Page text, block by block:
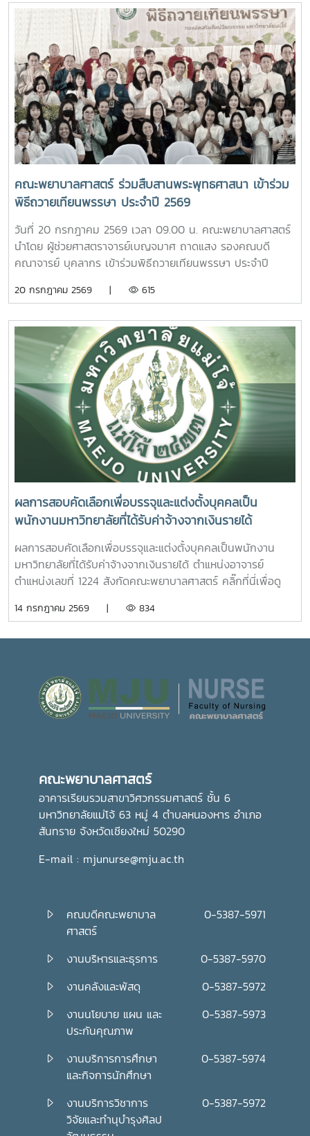
พงษ์พานิช และนายพงษ์พิพัฒน์ ราชจันทร์ ได้นำนักศึกษาเยี่ยม
ชมเส้นทางและสถานที่สำคัญภายในมหาวิทยาลัย อาทิ อนุสาวรีย์
คุณพระช่วงเกษตรศิลปการ เพื่อให้นักศึกษาได้เรียนรู้ประวัติและ
คุณูปการของปูชนียบุคคลผู้มีความสำคัญต่อมหาวิทยาลัย คุณค่า
ทางประวัติศาสตร์และจิตวิญญาณของสถาบันและช่วงบ่าย คณะ
นักศึกษาได้เข้าเยี่ยมชมสำนักฟาร์มมหาวิทยาลัย และสำนักวิจัย
และส่งเสริมวิชาการการเกษตร โดยมี นางสาววัชรินทร์ จันท
วรรณ ให้การต้อนรับ พร้อมบรรยายให้ความรู้เกี่ยวกับการผลิต
และการพัฒนาผลิตภัณฑ์กัญชงเพื่อสุขภาพ รวมทั้งนำเยี่ยมชม
แปลงกัญชง เพื่อเปิดมุมมองด้านงานวิจัยและนวัตกรรมทางการ
เกษตรของมหาวิทยาลัย จากนั้น นักศึกษาได้เดินทางไปศึกษา
แหล่งเรียนรู้อ่างเก็บน้ำห้วยโจ้ พร้อมนั่งรถเยี่ยมชมบริเวณรอบ
คณะและหน่วยงานที่ตั้งอยู่นอกพื้นที่หลักของมหาวิทยาลัย ได้แก่
คณะสัตวศาสตร์และเทคโนโลยี และวิทยาลัยพลังงาน เพื่อเรียนรู้
ศักยภาพและความหลากหลายของศาสตร์ที่มหาวิทยาลัยแม่โจ้เปิด
การเรียนการสอน กิจกรรมตามโครงการดังกล่าว นับว่าเป็นการ
ส่งเสริมการเรียนรู้นอกห้องเรียน สร้างเครือข่ายความร่วมมือ
ระหว่างหน่วยงาน พัฒนาทักษะการคิดวิเคราะห์ การแก้ไขปัญหา
ตลอดจนการปรับตัวในรั้วมหาวิทยาลัย อันเป็นรากฐานสำคัญใน
การก้าวสู่การเป็นวิชาชีพพยาบาลที่มีคุณธรรมและจริยธรรมต่อไป
ศาสตร์ และนักศึกษา เข้าร่วมอย่างพร้อมเพรียงห้อง “ร่ม
อินทนิล” เกิดขึ้นจากความร่วมมือระหว่างมหาวิทยาลัยแม่โจ้และ
คณะพยาบาลศาสตร์ เพื่อเป็นศูนย์ให้บริการด้านการดูแลสุขภาพ
เบื้องต้น การให้คำปรึกษา แนะนำด้านสุขภาพกายและสุขภาพใจ
แก่นักศึกษา เพื่อให้นักศึกษาได้รับการดูแลอย่างทั่วถึง มีสุขภาวะ
ที่ดีทั้งด้านร่างกายและจิตใจ อันจะนำไปสู่การส่งเสริมคุณภาพ
ชีวิต ความปลอดภัย และสวัสดิภาพการใช้ชีวิตภายในมหาวิทยาลัย
โดยจะเปิดให้บริการทุกวัน ตั้งแต่เวลา 17.00-20.00 น.นอกจากนี้
ห้อง “ร่มอินทนิล” ยังเป็นพื้นที่แห่งการเรียนรู้และฝึกปฏิบัติ
วิชาชีพของนักศึกษาพยาบาล ภายใต้การกำกับดูแลของ
คณาจารย์และบุคลากรผู้เชี่ยวชาญ เพื่อให้นักศึกษาได้พัฒนา
ทักษะการดูแลผู้รับบริการจากสถานการณ์จริง ควบคู่ไปกับการ
สร้างประโยชน์แก่สังคมภายในมหาวิทยาลัยอย่างไรก็ตาม การเปิด
ให้บริการห้อง “ร่มอินทนิล” ในครั้งนี้ นับว่าเป็นก้าวสำคัญของ
มหาวิทยาลัย ในการพัฒนาระบบการดูแลสุขภาพของนักศึกษา
อย่างเป็นรูปธรรม สะท้อนถึงความมุ่งมั่นในการสร้างสภาพ
ดีของนักศึกษาอย่างรอบด้าน
คณะพยาบาลศาสตร์ ร่วมสืบสานพระพุทธศาสนา เข้าร่วม
พิธีถวายเทียนพรรษา ประจำปี 2569
วันที่ 20 กรกฎาคม 2569 เวลา 09.00 น. คณะพยาบาลศาสตร์
นำโดย ผู้ช่วยศาสตราจารย์เบญจมาศ ถาดแสง รองคณบดี
คณาจารย์ บุคลากร เข้าร่วมพิธีถวายเทียนพรรษา ประจำปี
ประธานในพิธี ณ อาคารแผ่พืชน์ มหาวิทยาลัยแม่โจ้ผู้เข้าร่วมพิธี
(9 วัด) เพื่อสืบสานและทำนุบำรุงพระพุทธศาสนา เนื่องใน
เทศกาลเข้าพรรษา อันเป็นประเพณีสำคัญของพุทธศาสนิกชน
อีกทั้งยังเป็นการส่งเสริมการอนุรักษ์ศิลปวัฒนธรรมและปลูกฝัง
คุณธรรม จริยธรรม ตลอดจนสร้างความเป็นสิริมงคลแก่ชีวิต
คณะพยาบาลศาสตร์ มุ่งมั่น ส่งเสริมให้บุคลากรมีส่วนร่วมในการ
อนุรักษ์ขนบธรรมเนียมประเพณีอันดีงามของไทย ควบคู่ไปกับ
การพัฒนาความรู้และคุณธรรม เพื่อเติบโตเป็นบัณฑิตที่มี
คุณภาพและมีจิตสำนึกในการรับผิดชอบต่อสังคมและประเทศชาติ
ต่อไปอย่างไรก็ตาม พิธีถวายเทียนพรรษาในครั้งนี้ จัดโดย กอง
ส่งเสริมศิลปวัฒนธรรม มหาวิทยาลัยแม่โจ้
20 กรกฎาคม 2569 | 615
ผลการสอบคัดเลือกเพื่อบรรจุและแต่งตั้งบุคคลเป็น
พนักงานมหาวิทยาลัยที่ได้รับค่าจ้างจากเงินรายได้
ตำแหน่งอาจารย์ ตำแหน่งเลขที่ 1224 สังกัดคณะพยาบาล
ศาสตร์
ผลการสอบคัดเลือกเพื่อบรรจุและแต่งตั้งบุคคลเป็นพนักงาน
มหาวิทยาลัยที่ได้รับค่าจ้างจากเงินรายได้ ตำแหน่งอาจารย์
ตำแหน่งเลขที่ 1224 สังกัดคณะพยาบาลศาสตร์ คลิ๊กที่นี่เพื่อดู
14 กรกฎาคม 2569 | 834
คณะพยาบาลศาสตร์
อาคารเรียนรวมสาขาวิศวกรรมศาสตร์ ชั้น 6
มหาวิทยาลัยแม่โจ้ 63 หมู่ 4 ตำบลหนองหาร อำเภอ
สันทราย จังหวัดเชียงใหม่ 50290
E-mail : mjunurse@mju.ac.th
คณบดีคณะพยาบาล
ศาสตร์
0-5387-5971
งานบริหารและธุรการ
0-5387-5970
งานคลังและพัสดุ
0-5387-5972
งานนโยบาย แผน และ
ประกันคุณภาพ
0-5387-5973
งานบริการการศึกษา
และกิจการนักศึกษา
0-5387-5974
งานบริการวิชาการ
วิจัยและทำนุบำรุงศิลป
0-5387-5972